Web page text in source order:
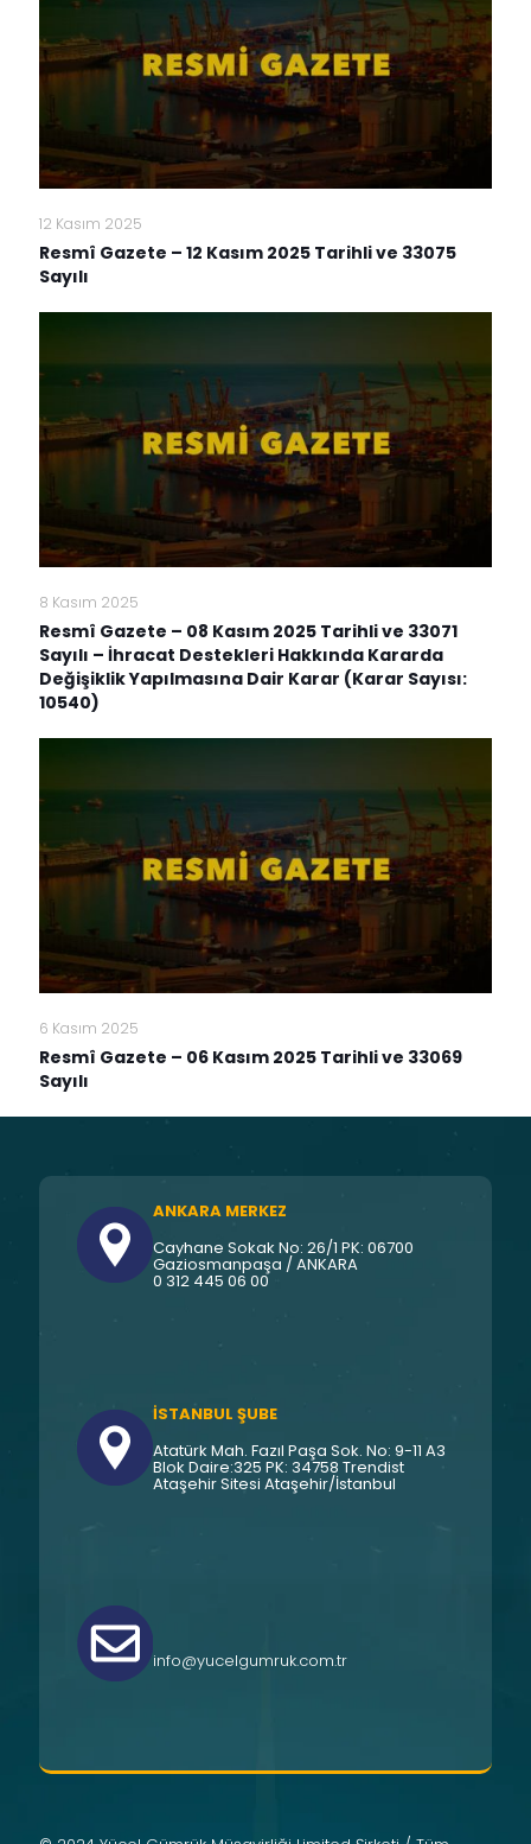
12 Kasım 2025
Resmî Gazete – 12 Kasım 2025 Tarihli ve 33075
Sayılı
8 Kasım 2025
Resmî Gazete – 08 Kasım 2025 Tarihli ve 33071
Sayılı – İhracat Destekleri Hakkında Kararda
Değişiklik Yapılmasına Dair Karar (Karar Sayısı:
10540)
6 Kasım 2025
Resmî Gazete – 06 Kasım 2025 Tarihli ve 33069
Sayılı
ANKARA MERKEZ
Cayhane Sokak No: 26/1 PK: 06700
Gaziosmanpaşa / ANKARA
0 312 445 06 00
İSTANBUL ŞUBE
Atatürk Mah. Fazıl Paşa Sok. No: 9-11 A3
Blok Daire:325 PK: 34758 Trendist
Ataşehir Sitesi Ataşehir/İstanbul
info@yucelgumruk.com.tr